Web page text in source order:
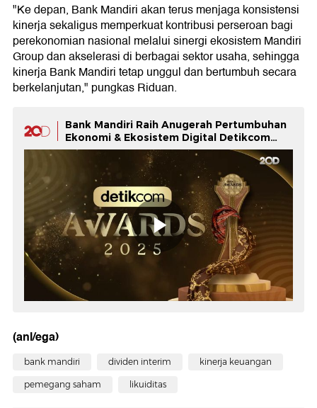
"Ke depan, Bank Mandiri akan terus menjaga konsistensi
kinerja sekaligus memperkuat kontribusi perseroan bagi
perekonomian nasional melalui sinergi ekosistem Mandiri
Group dan akselerasi di berbagai sektor usaha, sehingga
kinerja Bank Mandiri tetap unggul dan bertumbuh secara
berkelanjutan," pungkas Riduan.
​​Bank Mandiri Raih Anugerah Pertumbuhan
Ekonomi & Ekosistem Digital Detikcom
Awards 2025
(anl/ega)
bank mandiri dividen interim kinerja keuangan
pemegang saham likuiditas